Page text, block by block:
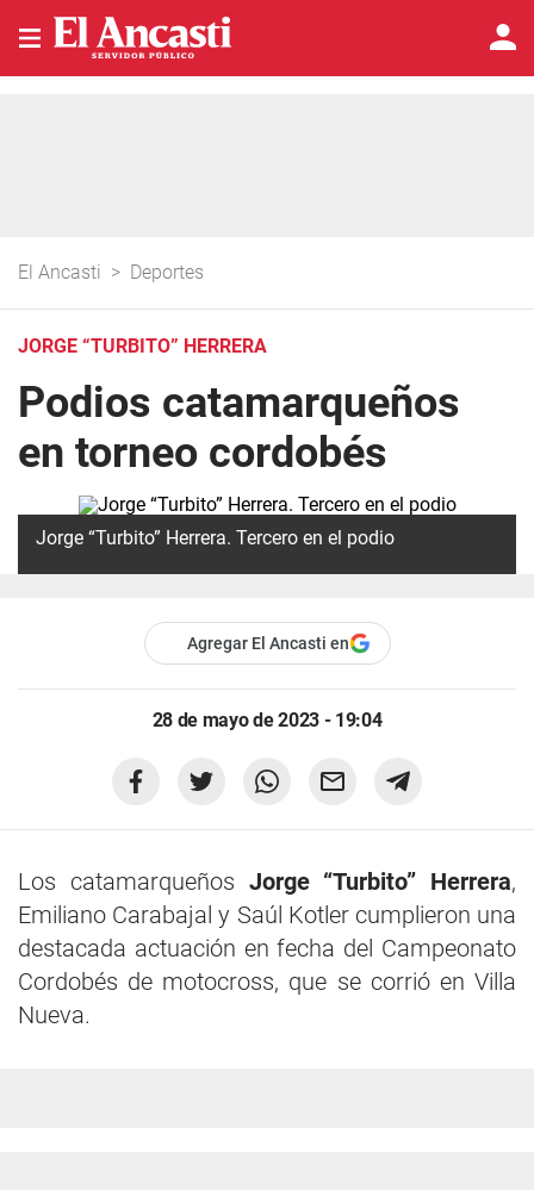
El Ancasti > Deportes
JORGE “TURBITO” HERRERA
Podios catamarqueños
en torneo cordobés
Jorge “Turbito” Herrera. Tercero en el podio
Agregar El Ancasti en
28 de mayo de 2023 - 19:04
Los catamarqueños Jorge “Turbito” Herrera,
Emiliano Carabajal y Saúl Kotler cumplieron una
destacada actuación en fecha del Campeonato
Cordobés de motocross, que se corrió en Villa
Nueva.